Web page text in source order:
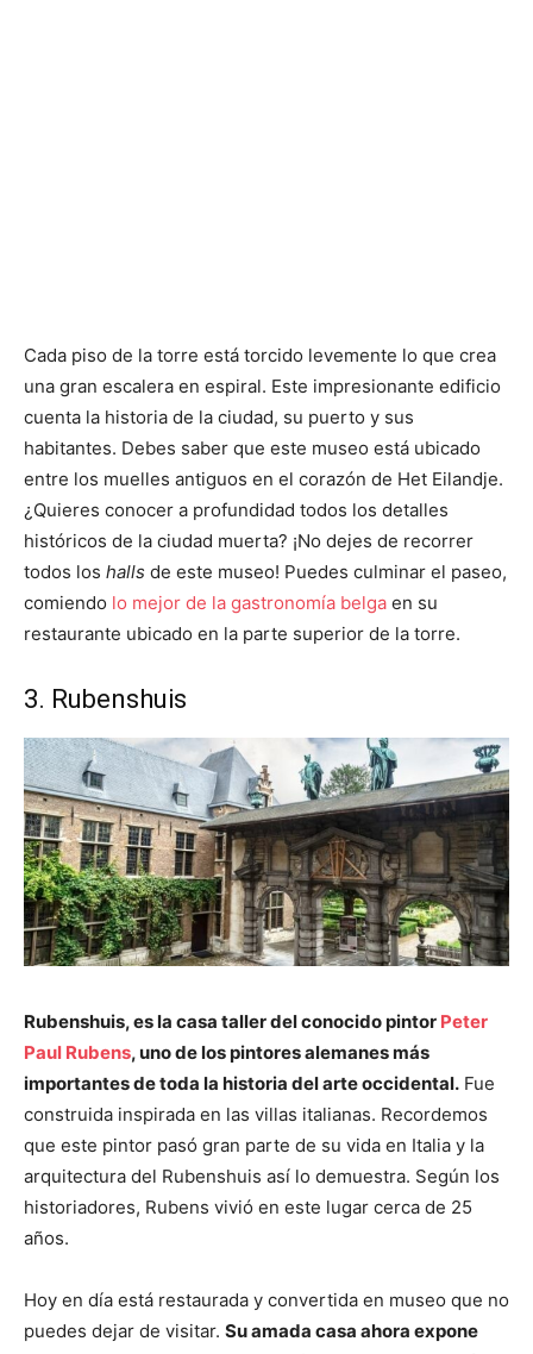
Cada piso de la torre está torcido levemente lo que crea
una gran escalera en espiral. Este impresionante edificio
cuenta la historia de la ciudad, su puerto y sus
habitantes. Debes saber que este museo está ubicado
entre los muelles antiguos en el corazón de Het Eilandje.
¿Quieres conocer a profundidad todos los detalles
históricos de la ciudad muerta? ¡No dejes de recorrer
todos los halls de este museo! Puedes culminar el paseo,
comiendo lo mejor de la gastronomía belga en su
restaurante ubicado en la parte superior de la torre.
3. Rubenshuis
Rubenshuis, es la casa taller del conocido pintor Peter
Paul Rubens, uno de los pintores alemanes más
importantes de toda la historia del arte occidental. Fue
construida inspirada en las villas italianas. Recordemos
que este pintor pasó gran parte de su vida en Italia y la
arquitectura del Rubenshuis así lo demuestra. Según los
historiadores, Rubens vivió en este lugar cerca de 25
años.
Hoy en día está restaurada y convertida en museo que no
puedes dejar de visitar. Su amada casa ahora expone